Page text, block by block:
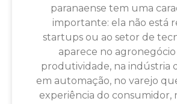
paranaense tem uma
importante: ela não está
startups ou ao setor de
aparece no
produtividade, na indústria
em automação, no varejo
experiência do consumidor,